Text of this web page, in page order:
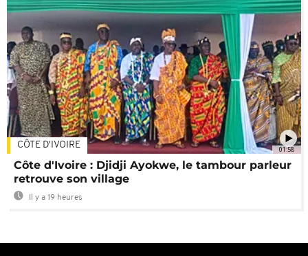
01:58
CÔTE D'IVOIRE
Côte d'Ivoire : Djidji Ayokwe, le tambour parleur
retrouve son village
Il y a 19 heures